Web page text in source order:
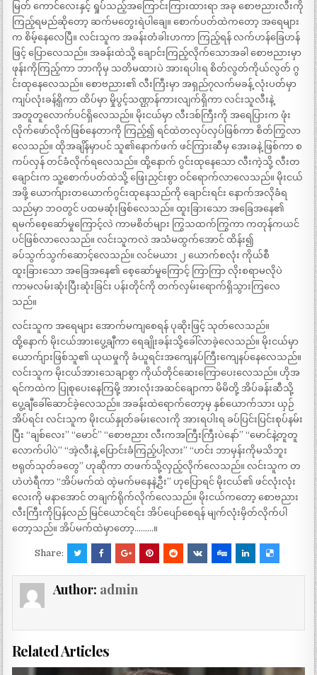
မြတ် ကောင်လေးနှင့် ရှုပ်သည့်အကြောင်းကြားထားရာ အခု စောဗညားလီးကို
ကြည့်ရမည်ဆိုတော့ ဆက်မတွေးရဲပါချေ။ စောက်ပတ်ထဲကတော့ အရေများ
က စိမ့်နေလေပြီ။ လင်းသူက အခန်းတံခါးဟကာ ကြည့်ရန် လက်ဟန်ခြေဟန်
ဖြင့် ပြောလေသည်။ အခန်းထဲသို့ ချောင်းကြည့်လိုက်သောအခါ စောဗညားမှာ
ဖုန်းကိုကြည့်ကာ ဘာကိုမှ သတိမထားပဲ အားရပါးရ စိတ်လွတ်ကိုယ်လွတ် ဂွ
င်းထုနေလေသည်။ စောဗညား၏ လီးကြီးမှာ အရှည်၇လက်မခန့် လုံးပတ်မှာ
ကျပ်လုံးခန့်ရှိကာ ထိပ်မှာ မှိုပွင့်သဏ္ဌာန်ကားလျက်ရှိကာ လင်းသူလီးနဲ့
အတူတူလောက်ပင်ရှိလေသည်။ မိုးငယ်မှာ လီးဒစ်ကြီးကို အရေပြားက ဖုံး
လိုက်ဖော်လိုက်ဖြစ်နေတာကို ကြည့်၍ ရင်ထဲတလှပ်လှပ်ဖြစ်ကာ စိတ်ကြွလာ
လေသည်။ ထိုအချိန်မှာပင် သူ၏နောက်ဖက် ဖင်ကြားဆီမှ အေးခနဲ့ ဖြစ်ကာ စ
ကပ်လှန် တင်ခံလိုက်ရလေသည်။ ထို့နောက် ဂွင်းထုနေသော လီးကဲ့သို့ လီးတ
ချောင်းက သူ့စောက်ပတ်ထဲသို့ ဖြေးညှင်းစွာ ဝင်ရောက်လာလေသည်။ မိုးငယ်
အဖို့ ယောက်ျားတယောက်ဂွင်းထုနေသည်ကို ချောင်းရင်း နောက်အလိုခံရ
သည်မှာ ဘဝတွင် ပထမဆုံးဖြစ်လေသည်။ ထူးခြားသော အခြေအနေ၏
ရမက်စေ့ဆော်မှုကြောင့်လဲ ကာမစိတ်များ ကြွသထက်ကြွကာ ကတုန်ကယင်
ပင်ဖြစ်လာလေသည်။ လင်းသူကလဲ အသံမထွက်အောင် ထိန်း၍
ခပ်သွက်သွက်ဆောင့်လေသည်။ လင်မယား ၂ ယောက်စလုံး ကိုယ်စီ
ထူးခြားသော အခြေအနေ၏ စေ့ဆော်မှုကြောင့် ကြာကြာ လိုးစရာမလိုပဲ
ကာမလမ်းဆုံးပြီးဆုံးခြင်း ပန်းတိုင်ကို တက်လှမ်းရောက်ရှိသွားကြလေ
သည်။
လင်းသူက အရေများ အောက်မကျစေရန် ပုဆိုးဖြင့် သုတ်လေသည်။
ထို့နောက် မိုးငယ်အားပွေ့ချီကာ ရေချိုးခန်းသို့ခေါ်လာခဲ့လေသည်။ မိုးငယ်မှာ
ယောက်ျားဖြစ်သူ၏ ယုယမှုကို ခံယူရင်းအကျေနပ်ကြီးကျေနပ်နေလေသည်။
လင်းသူက မိုးငယ်အားသေချာစွာ ကိုယ်တိုင်ဆေးကြောပေးလေသည်။ ဟိုအ
ရင်ကထဲက ပြုစုပေးနေကြမို့ အားလုံးအဆင်ချောကာ မိမိတို့ အိပ်ခန်းဆီသို့
ပွေ့ချီခေါ်ဆောင်ခဲ့လေသည်။ အခန်းထဲရောက်တော့မှ နှစ်ယောက်သား ယှဉ်
အိပ်ရင်း လင်းသူက မိုးငယ်နှုတ်ခမ်းလေးကို အားရပါးရ ခပ်ပြင်းပြင်းစုပ်နမ်း
ပြီး “ချစ်လေး” “မောင်” “စောဗညား လီးကအကြီးကြီးပဲနော်” “မောင်နဲ့တူတူ
လောက်ပါပဲ” “အဲ့လီးနဲ့ ပြောင်းခံကြည့်ပါ့လား” “ဟင်း ဘာမှန်းကိုမသိဘူး
ဗရုတ်သုတ်ခတွေ” ဟုဆိုကာ တဖက်သို့လှည့်လိုက်လေသည်။ လင်းသူက တ
ဟဲဟဲရီကာ “အိပ်မက်ထဲ ထဲ့မက်မနေနဲ့ဦး” ဟုပြောရင် မိုးငယ်၏ ဖင်လုံးလုံး
လေးကို မနာအောင် တချက်ရိုက်လိုက်လေသည်။ မိုးငယ်ကတော့ စောဗညား
လီးကြီးကိုပြန်လည် မြင်ယောင်ရင်း အိပ်ပျော်စေရန် မျက်လုံးမှိတ်လိုက်ပါ
တော့သည်။ အိပ်မက်ထဲမှာတော့………။
Share:
Author: admin
Related Articles